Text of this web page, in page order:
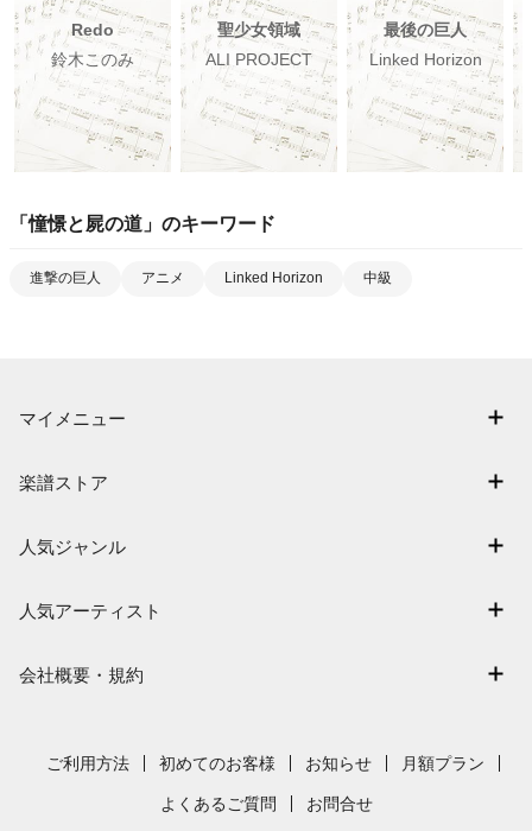
Redo
鈴木このみ
聖少女領域
ALI PROJECT
最後の巨人
Linked Horizon
「憧憬と屍の道 」のキーワード
進撃の巨人 アニメ Linked Horizon 中級
マイメニュー
退会はこちら
楽譜ストア
難易度別に探す
まもなく配信
人気ジャンル
保育
発表会
人気アーティスト
新沢としひこ
会社概要・規約
採用情報
ご利用方法 初めてのお客様 お知らせ 月額プラン
よくあるご質問 お問合せ